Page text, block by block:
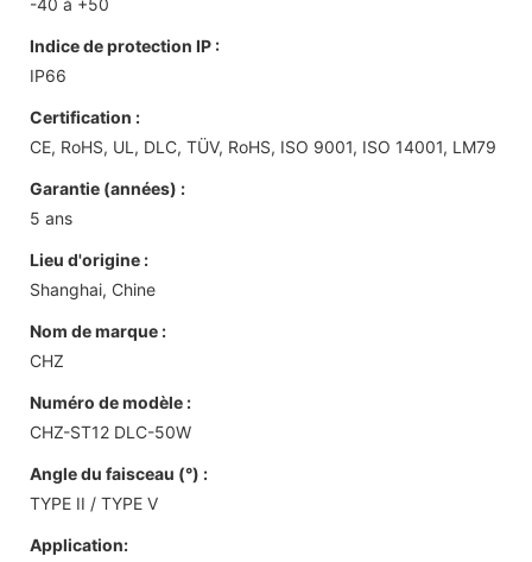
Indice de protection IP :
IP66
Certification :
CE, RoHS, UL, DLC, TÜV, RoHS, ISO 9001, ISO 14001, LM79
Garantie (années) :
5 ans
Lieu d'origine :
Shanghai, Chine
Nom de marque :
CHZ
Numéro de modèle :
CHZ-ST12 DLC-50W
Angle du faisceau (°) :
TYPE II / TYPE V
Application: